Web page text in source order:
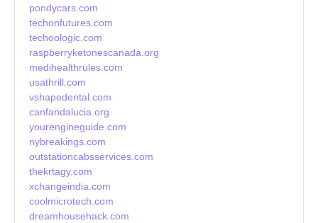
pondycars.com
techonfutures.com
techoologic.com
raspberryketonescanada.org
medihealthrules.com
usathrill.com
vshapedental.com
canfandalucia.org
yourengineguide.com
nybreakings.com
outstationcabsservices.com
thekrtagy.com
xchangeindia.com
coolmicrotech.com
dreamhousehack.com